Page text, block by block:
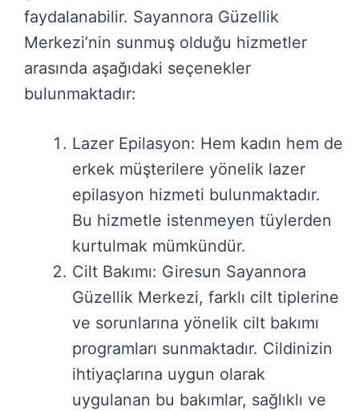
faydalanabilir. Sayannora Güzellik
Merkezi’nin sunmuş olduğu hizmetler
arasında aşağıdaki seçenekler
bulunmaktadır:
Lazer Epilasyon: Hem kadın hem de
erkek müşterilere yönelik lazer
epilasyon hizmeti bulunmaktadır.
Bu hizmetle istenmeyen tüylerden
kurtulmak mümkündür.
Cilt Bakımı: Giresun Sayannora
Güzellik Merkezi, farklı cilt tiplerine
ve sorunlarına yönelik cilt bakımı
programları sunmaktadır. Cildinizin
ihtiyaçlarına uygun olarak
uygulanan bu bakımlar, sağlıklı ve